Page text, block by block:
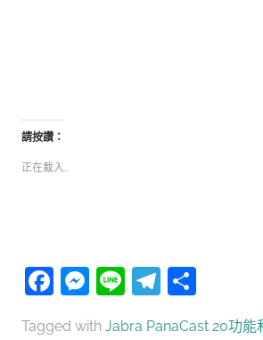
請按讚：
正在載入...
Facebook
Messenger
Line
Tagged with Jabra PanaCast 20功能